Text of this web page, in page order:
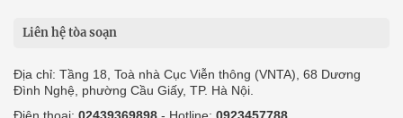
Liên hệ tòa soạn
Địa chỉ: Tầng 18, Toà nhà Cục Viễn thông (VNTA), 68 Dương
Đình Nghệ, phường Cầu Giấy, TP. Hà Nội.
Điện thoại: 02439369898 - Hotline: 0923457788